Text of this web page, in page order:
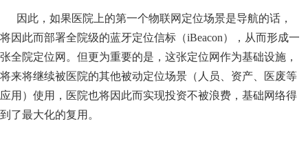
因此，如果医院上的第一个物联网定位场景是导航的话，
将因此而部署全院级的蓝牙定位信标（iBeacon），从而形成一
张全院定位网。但更为重要的是，这张定位网作为基础设施，
将来将继续被医院的其他被动定位场景（人员、资产、医废等
应用）使用，医院也将因此而实现投资不被浪费，基础网络得
到了最大化的复用。